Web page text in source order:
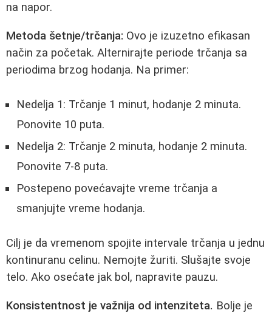
na napor.
Metoda šetnje/trčanja: Ovo je izuzetno efikasan
način za početak. Alternirajte periode trčanja sa
periodima brzog hodanja. Na primer:
Nedelja 1: Trčanje 1 minut, hodanje 2 minuta.
Ponovite 10 puta.
Nedelja 2: Trčanje 2 minuta, hodanje 2 minuta.
Ponovite 7-8 puta.
Postepeno povećavajte vreme trčanja a
smanjujte vreme hodanja.
Cilj je da vremenom spojite intervale trčanja u jednu
kontinuranu celinu. Nemojte žuriti. Slušajte svoje
telo. Ako osećate jak bol, napravite pauzu.
Konsistentnost je važnija od intenziteta. Bolje je